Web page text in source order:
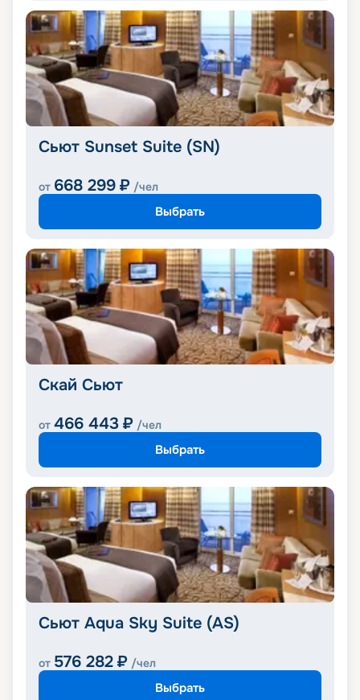
Сьют Sunset Suite (SN)
от 668 299 ₽ /чел
Выбрать
Скай Сьют
от 466 443 ₽ /чел
Выбрать
Сьют Aqua Sky Suite (AS)
от 576 282 ₽ /чел
Выбрать